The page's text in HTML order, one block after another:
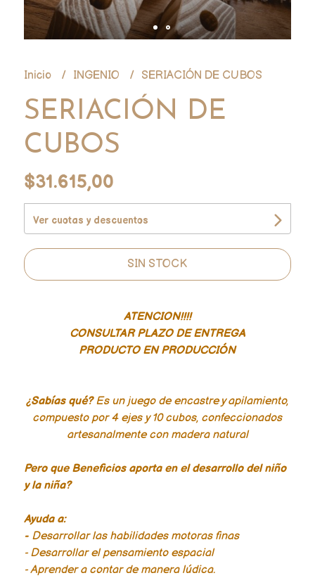
Inicio INGENIO SERIACIÓN DE CUBOS
SERIACIÓN DE
CUBOS
$31.615,00
Ver cuotas y descuentos
SIN STOCK
ATENCION!!!!
CONSULTAR PLAZO DE ENTREGA
PRODUCTO EN PRODUCCIÓN
¿Sabías qué?Es un juego de encastre y apilamiento,
compuesto por 4 ejes y 10 cubos, confeccionados
artesanalmente con madera natural
Pero que Beneficios aporta en el desarrollo del niño
y la niña?
Ayuda a:
- Desarrollar las habilidades motoras finas
- Desarrollar el pensamiento espacial
- Aprender a contar de manera lúdica.